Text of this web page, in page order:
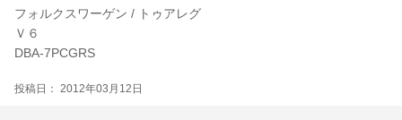
フォルクスワーゲン / トゥアレグ
Ｖ６
DBA-7PCGRS
投稿日： 2012年03月12日